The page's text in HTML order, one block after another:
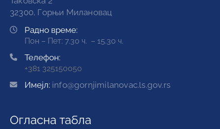
32300, Горњи Милановац
Радно време:
Пон – Пет: 7.30 ч. – 15.30 ч.
Телефон:
+381 325150050
Имејл: info@gornjimilanovac.ls.gov.rs
Огласна табла